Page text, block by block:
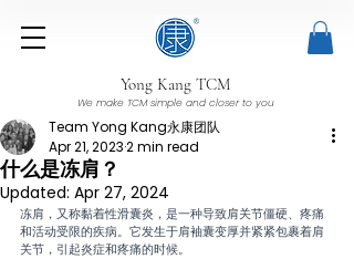
Yong Kang TCM
We make TCM simple and closer to you
什么是冻肩？
Team Yong Kang永康团队
Apr 21, 20232 min read
Updated: Apr 27, 2024
冻肩，又称黏着性滑囊炎，是一种导致肩关节僵硬、疼痛
和活动受限的疾病。它发生于肩袖囊变厚并紧紧包裹着肩
关节，引起炎症和疼痛的时候。